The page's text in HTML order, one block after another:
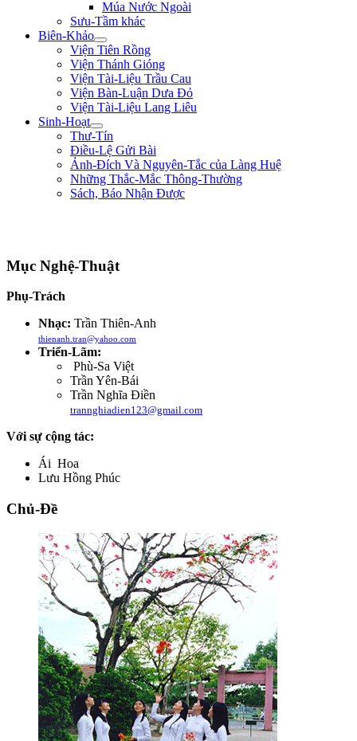
Múa Nước Ngoài
Sưu-Tầm khác
Biên-Khảo
Viện Tiên Rồng
Viện Thánh Gióng
Viện Tài-Liệu Trầu Cau
Viện Bàn-Luận Dưa Đỏ
Viện Tài-Liệu Lang Liêu
Sinh-Hoạt
Thư-Tín
Điều-Lệ Gửi Bài
Ảnh-Đích Và Nguyên-Tắc của Làng Huệ
Những Thắc-Mắc Thông-Thường
Sách, Báo Nhận Được
Mục Nghệ-Thuật
Phụ-Trách
Nhạc: Trần Thiên-Anh
thienanh.tran@yahoo.com
Triển-Lãm:
Phù-Sa Việt
Trần Yên-Bái
Trần Nghĩa Điền
trannghiadien123@gmail.com
Với sự cộng tác:
Ái Hoa
Lưu Hồng Phúc
Chủ-Đề